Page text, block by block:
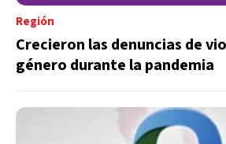
Región
Crecieron las denuncias de
género durante la pandemia